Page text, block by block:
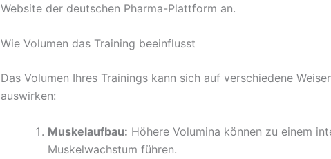
Website der deutschen Pharma-Plattform an.
Wie Volumen das Training beeinflusst
Das Volumen Ihres Trainings kann sich auf verschiedene
auswirken:
Muskelaufbau: Höhere Volumina können zu einem
Muskelwachstum führen.